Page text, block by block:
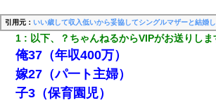
引用元： いい歳して収入低いから妥協してシングルマザーと結婚
1 以下、？ちゃんねるからVIPがお送りしま
俺37（年収400万）
嫁27（パ一ト主婦）
子3（保育園児）